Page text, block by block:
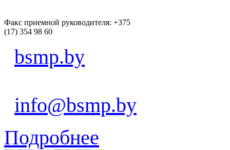
Факс приемной руководителя: +375
(17) 354 98 60
bsmp.by
info@bsmp.by
Подробнее